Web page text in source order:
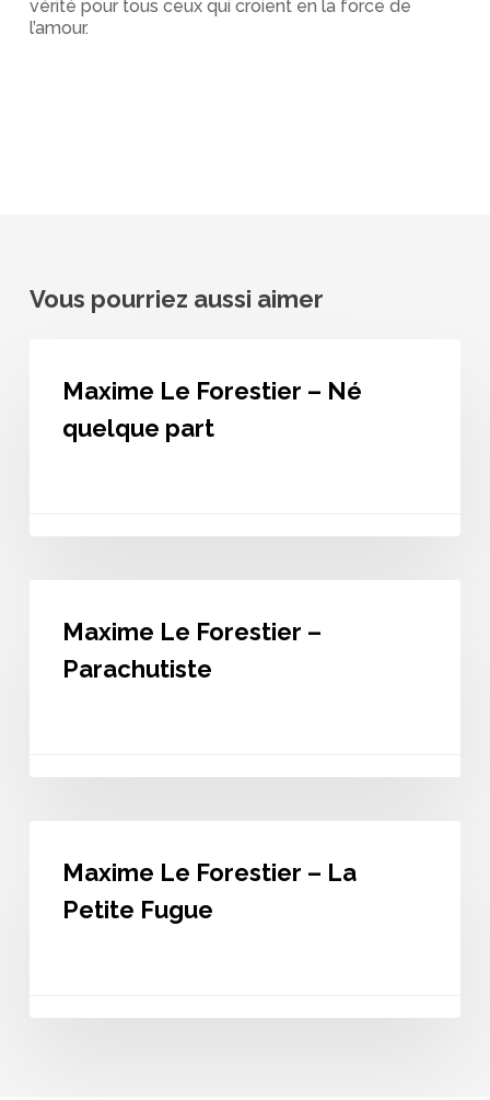
vérité pour tous ceux qui croient en la force de
l’amour.
Vous pourriez aussi aimer
Forestier
Maxime Le Forestier – Né
quelque part
Forestier
Parachutiste
Maxime Le Forestier –
Parachutiste
Forestier
Maxime Le Forestier – La
Petite Fugue